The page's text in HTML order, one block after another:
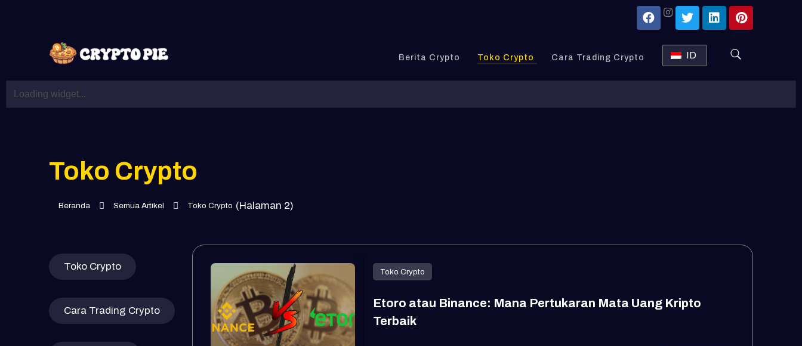
Berita Crypto Toko Crypto Cara Trading Crypto ID
Toko Crypto
Beranda Semua Artikel Toko Crypto (Halaman 2)
Toko Crypto
Cara Trading Crypto
Toko Crypto
Etoro atau Binance: Mana Pertukaran Mata Uang Kripto
Terbaik